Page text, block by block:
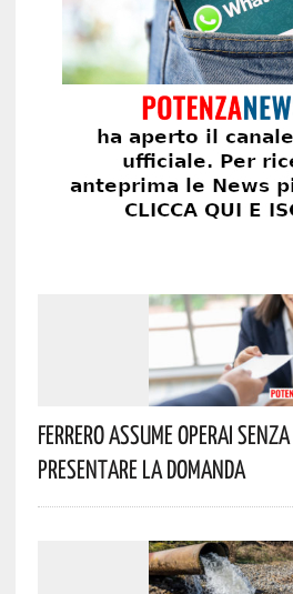
Ferrero Assume Operai
Presentare La Domanda